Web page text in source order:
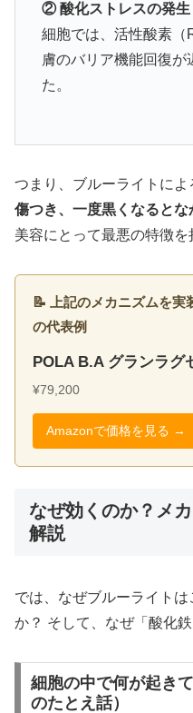
② 酸化ストレスの発生
細胞では、活性酸素（
膚のバリア機能回復が
た。
つまり、ブルーライトによ
傷つき、一度黒くなるとな
美容にとって最悪の特徴を
📝 上記のメカニズムを
の代表例
POLA B.A グランラグ
¥79,200
Amazonで価格を見る →
なぜ効くのか？メ
解説
では、なぜブルーライト
か？ そして、なぜ「酸化
細胞の中で何が起き
のたとえ話）